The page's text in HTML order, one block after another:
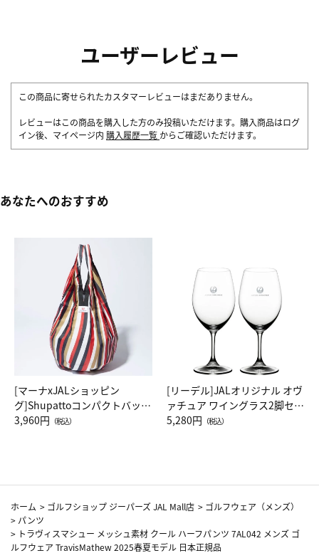
ユーザーレビュー
この商品に寄せられたカスタマーレビューはまだありません。
レビューはこの商品を購入した方のみ投稿いただけます。購入商品はログ
イン後、マイページ内 購入履歴一覧 からご確認いただけます。
あなたへのおすすめ
[マーナxJALショッピン
グ]Shupattoコンパクトバッグ
Drop JAL客室乗務員（LC）ス
3,960円 （税込）
[リーデル]JALオリジナル オヴ
ァチュア ワイングラス2脚セッ
ト（レッドワイン）
5,280円 （税込）
ホーム > ゴルフショップ ジーパーズ JAL Mall店 > ゴルフウェア（メンズ）
> パンツ
> トラヴィスマシュー メッシュ素材 クール ハーフパンツ 7AL042 メンズ ゴ
ルフウェア TravisMathew 2025春夏モデル 日本正規品